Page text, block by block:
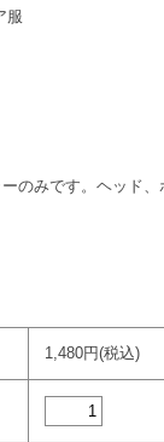
服
のみです。ヘッド、
1,480円(税込)